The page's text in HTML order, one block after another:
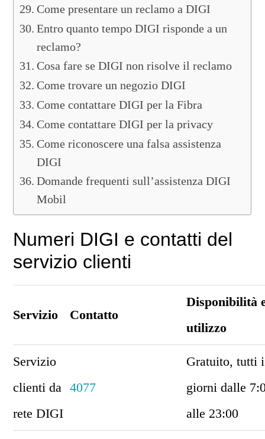
Come presentare un reclamo a DIGI
Entro quanto tempo DIGI risponde a un
reclamo?
Cosa fare se DIGI non risolve il reclamo
Come trovare un negozio DIGI
Come contattare DIGI per la Fibra
Come contattare DIGI per la privacy
Come riconoscere una falsa assistenza
DIGI
Domande frequenti sull’assistenza DIGI
Mobil
Numeri DIGI e contatti del
servizio clienti
Servizio Contatto
Disponibilità
utilizzo
Servizio
clienti da
rete DIGI
4077
Gratuito, tutti i
giorni dalle
alle 23:00